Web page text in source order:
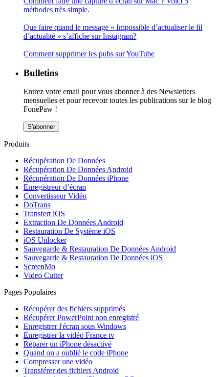
méthodes très simple.
Que faire quand le message « Impossible d’actualiser le fil
d’actualité » s’affiche sur Instagram?
Comment supprimer les pubs sur YouTube
Bulletins
Entrez votre email pour vous abonner à des Newsletters
mensuelles et pour recevoir toutes les publications sur le blog
FonePaw !
S'abonner
Produits
Récupération De Données
Récupération De Données Android
Récupération De Données iPhone
Enregistreur d’écran
Convertisseur Vidéo
DoTrans
Transfert iOS
Extraction De Données Android
Restauration De Système iOS
iOS Unlocker
Sauvegarde & Restauration De Données Android
Sauvegarde & Restauration De Données iOS
ScreenMo
Video Cutter
Pages Populaires
Récupérer des fichiers supprimés
Récupérer PowerPoint non enregistré
Enregistrer l'écran sous Windows
Enregistrer la vidéo France tv
Réparer un iPhone désactivé
Quand on a oublié le code iPhone
Compresser une vidéo
Transférer des fichiers Android